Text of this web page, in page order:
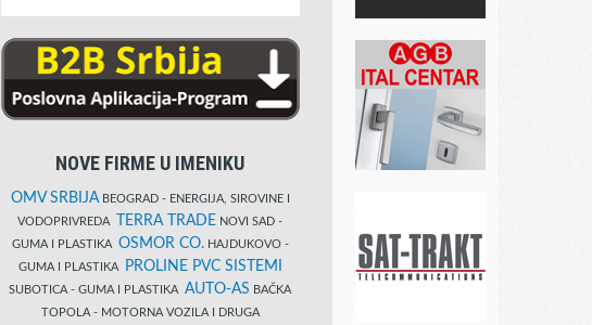
NOVE FIRME U IMENIKU
OMV SRBIJABEOGRAD - ENERGIJA, SIROVINE I
VODOPRIVREDA
TERRA TRADE NOVI SAD -
GUMA I PLASTIKA OSMOR CO.HAJDUKOVO -
GUMA I PLASTIKA
PROLINE PVC SISTEMI
SUBOTICA - GUMA I PLASTIKA AUTO-AS BAČKA
TOPOLA - MOTORNA VOZILA I DRUGA